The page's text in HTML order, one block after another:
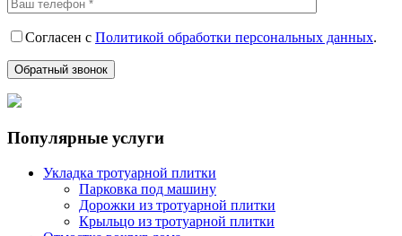
Согласен с Политикой обработки персональных данных.
Популярные услуги
Укладка тротуарной плитки
Парковка под машину
Дорожки из тротуарной плитки
Крыльцо из тротуарной плитки